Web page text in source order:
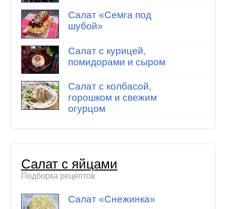
Салат «Семга под
шубой»
Салат с курицей,
помидорами и сыром
Салат с колбасой,
горошком и свежим
огурцом
Салат с яйцами
Подборка рецептов
Салат «Снежинка»